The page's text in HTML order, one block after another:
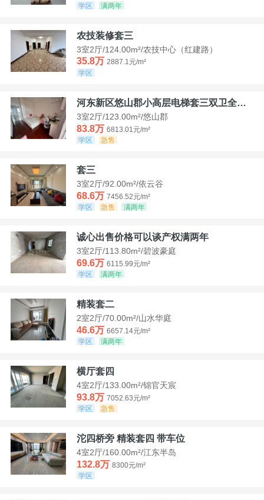
学区
满两年
农技装修套三
3室2厅/124.00m²/农技中心（红建路）
35.8万 2887.1元/m²
学区
河东新区悠山郡小高层电梯套三双卫全装带家具家电
3室2厅/123.00m²/悠山郡
83.8万 6813.01元/m²
学区
急售
套三
3室2厅/92.00m²/依云谷
68.6万 7456.52元/m²
学区
急售 满两年
诚心出售价格可以谈产权满两年
3室2厅/113.80m²/碧波豪庭
69.6万 6115.99元/m²
学区
满两年
精装套二
2室2厅/70.00m²/山水华庭
46.6万 6657.14元/m²
学区
满两年
横厅套四
4室2厅/133.00m²/锦官天宸
93.8万 7052.63元/m²
学区
急售
沱四桥旁 精装套四 带车位
4室2厅/160.00m²/江东半岛
132.8万 8300元/m²
学区